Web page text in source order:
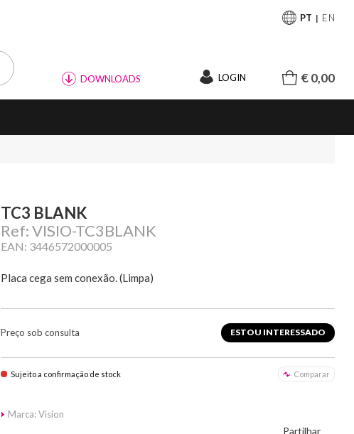
PT EN
DOWNLOADS LOGIN € 0,00
TC3 BLANK
Ref: VISIO-TC3BLANK
EAN: 3446572000005
Placa cega sem conexão. (Limpa)
Preço sob consulta ESTOU INTERESSADO
Sujeito a confirmação de stock Comparar
Marca: Vision
Partilhar